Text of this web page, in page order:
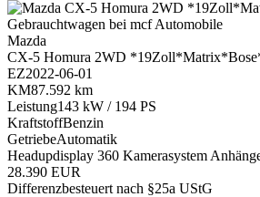
Mazda
CX-5 Homura 2WD
EZ2022-06-01
KM87.592 km
Leistung143 kW / 194 PS
KraftstoffBenzin
GetriebeAutomatik
Headupdisplay 360 Kamerasystem
28.390 EUR
Differenzbesteuert nach §25a UStG